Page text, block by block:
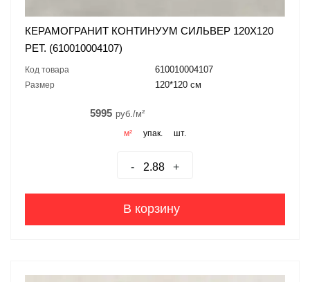
КЕРАМОГРАНИТ КОНТИНУУМ СИЛЬВЕР 120X120
РЕТ. (610010004107)
Код товара 610010004107
Размер 120*120 см
5995 руб./м²
м² упак. шт.
- +
В корзину